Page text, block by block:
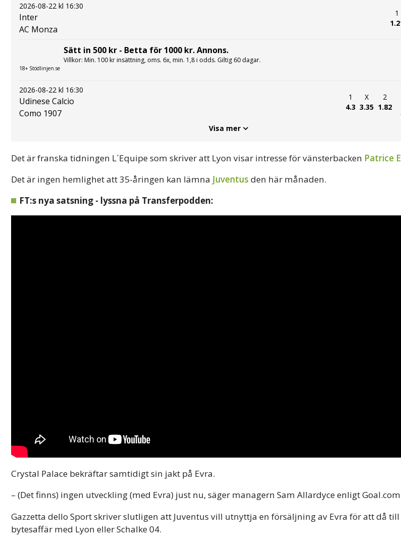
2026-08-22 kl 16:30
Inter
AC Monza
1
18+ Stödlinjen.se
Sätt in 500 kr - Betta för 1000 kr. Annons.
Villkor: Min. 100 kr insättning, oms. 6x, min. 1,8 i odds. Giltig 60 dagar.
2026-08-22 kl 16:30
Udinese Calcio
Como 1907
1
4.3
X
3.35
2
1.82
Visa mer
Det är franska tidningen L´Equipe som skriver att Lyon visar intresse för vänsterbacken Patrice
Det är ingen hemlighet att 35-åringen kan lämna Juventus den här månaden.
FT:s nya satsning - lyssna på Transferpodden:
Crystal Palace bekräftar samtidigt sin jakt på Evra.
– (Det finns) ingen utveckling (med Evra) just nu, säger managern Sam Allardyce enligt
Gazzetta dello Sport skriver slutligen att Juventus vill utnyttja en försäljning av Evra för att då till
bytesaffär med Lyon eller Schalke 04.